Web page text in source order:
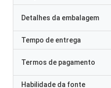
Detalhes da embalagem
Tempo de entrega
Termos de pagamento
Habilidade da fonte